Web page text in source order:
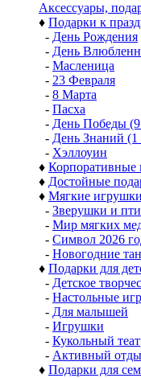
Аксессуары,
♦ Подарки к
- День Рождения
- День
- Масленица
- 23 Февраля
- 8 Марта
- Пасха
- День Победы
- День Знаний (1
- Хэллоуин
♦ Корпоративные
♦ Достойные
♦ Мягкие игрушки
- Зверушки и
- Мир мягких
- Символ 2026
- Новогодние
♦ Подарки для
- Детское
- Настольные
- Для малышей
- Игрушки
- Кукольный
- Активный
♦ Подарки для